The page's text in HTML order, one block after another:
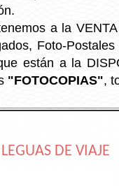
a la
Foto-
están a la
"FOTOCOPIAS",
DE VIAJE